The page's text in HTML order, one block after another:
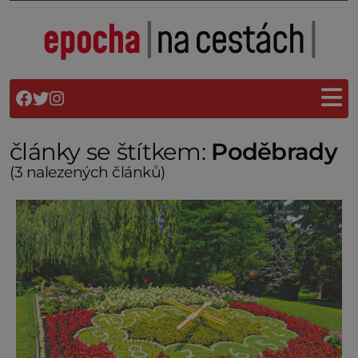
články se štítkem: Poděbrady
(3 nalezených článků)